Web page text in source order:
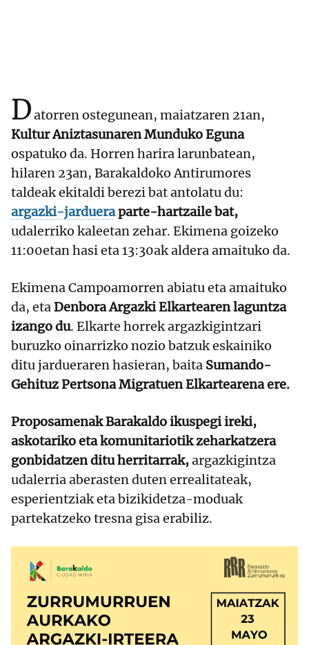
Datorren ostegunean, maiatzaren 21an,
Kultur Aniztasunaren Munduko Eguna
ospatuko da. Horren harira larunbatean,
hilaren 23an, Barakaldoko Antirumores
taldeak ekitaldi berezi bat antolatu du:
argazki-jardueraparte-hartzaile bat,
udalerriko kaleetan zehar. Ekimena goizeko
11:00etan hasi eta 13:30ak aldera amaituko da.
Ekimena Campoamorren abiatu eta amaituko
da, etaDenbora Argazki Elkartearen laguntza
izango du. Elkarte horrek argazkigintzari
buruzko oinarrizko nozio batzuk eskainiko
ditu jardueraren hasieran, baita Sumando-
Gehituz Pertsona Migratuen Elkartearena ere.
Proposamenak Barakaldo ikuspegi ireki,
askotariko eta komunitariotik zeharkatzera
gonbidatzen ditu herritarrak,argazkigintza
udalerria aberasten duten errealitateak,
esperientziak eta bizikidetza-moduak
partekatzeko tresna gisa erabiliz.